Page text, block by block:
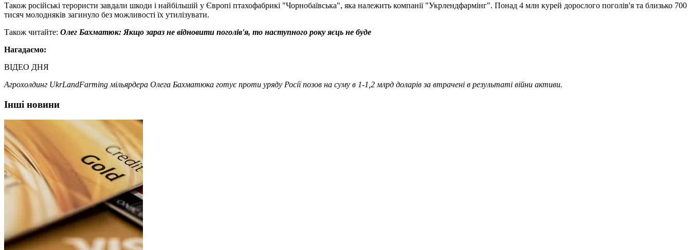
Також російські терористи завдали шкоди і найбільшій у Європі птахофабрикі "Чорнобаївська", яка належить компанії "Укрлендфармінг". Понад 4 млн курей дорослого поголів'я та близько 700
тисяч молодняків загинуло без можливості їх утилізувати.
Також читайте: Олег Бахматюк: Якщо зараз не відновити поголів'я, то наступного року яєць не буде
Нагадаємо:
ВІДЕО ДНЯ
Агрохолдинг UkrLandFarming мільярдера Олега Бахматюка готує проти уряду Росії позов на суму в 1-1,2 млрд доларів за втрачені в результаті війни активи.
Інші новини